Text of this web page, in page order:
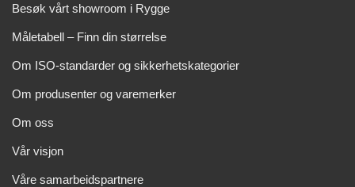
Besøk vårt showroom i Rygge
Måletabell – Finn din størrelse
Om ISO-standarder og sikkerhetskategorier
Om produsenter og varemerker
Om oss
Vår visjon
Våre samarbeidspartnere